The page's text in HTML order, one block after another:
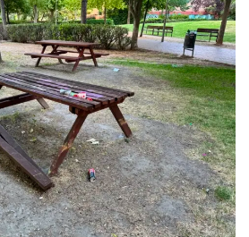
a
d
s
s
A
p
p
gr
a
m
l
p
ar
ti
r